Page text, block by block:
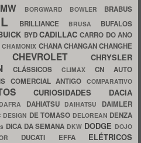
BORGWARD BOWLER BRABUS
BRILLIANCE BRUSA BUFALOS
BYDCADILLACCARRO DO ANO
CHAMONIX CHANACHANGANCHANGHE
CHEVROLET CHRYSLER
CLÁSSICOS CLIMAX CN AUTO
COMERCIAL ANTIGOCOMPARATIVO
CURIOSIDADES DACIA
DAFRA DAHIATSU DAIHATSU DAIMLER
DESIGN DE TOMASO DELOREAN DENZA
DICA DA SEMANA DKW DODGE DOJO
DUCATI EFFA ELÉTRICOS